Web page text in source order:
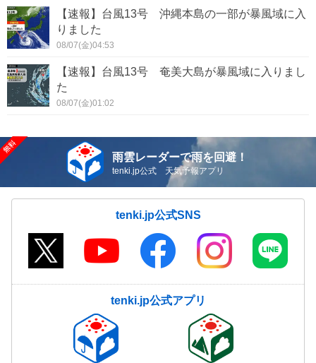
【速報】台風13号 沖縄本島の一部が暴風域に入
りました
08/07(金)04:53
【速報】台風13号 奄美大島が暴風域に入りまし
た
08/07(金)01:02
雨雲レーダーで雨を回避！
tenki.jp公式 天気予報アプリ
tenki.jp公式SNS
tenki.jp公式アプリ